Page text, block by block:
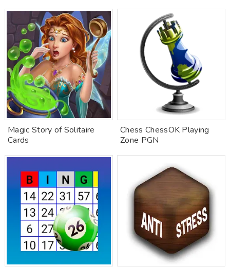
Magic Story of Solitaire
Cards
Chess ChessOK Playing
Zone PGN